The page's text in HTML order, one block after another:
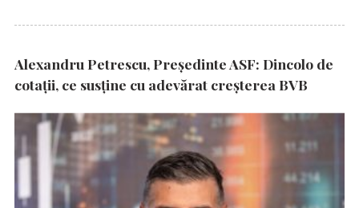
Alexandru Petrescu, Președinte ASF: Dincolo de
cotații, ce susține cu adevărat creșterea BVB